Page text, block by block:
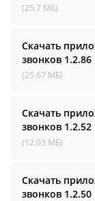
(25.7 МБ)
Скачать
звонков 1.2.86
(25.67 МБ)
Скачать
звонков 1.2.52
(12.03 МБ)
Скачать
звонков 1.2.50